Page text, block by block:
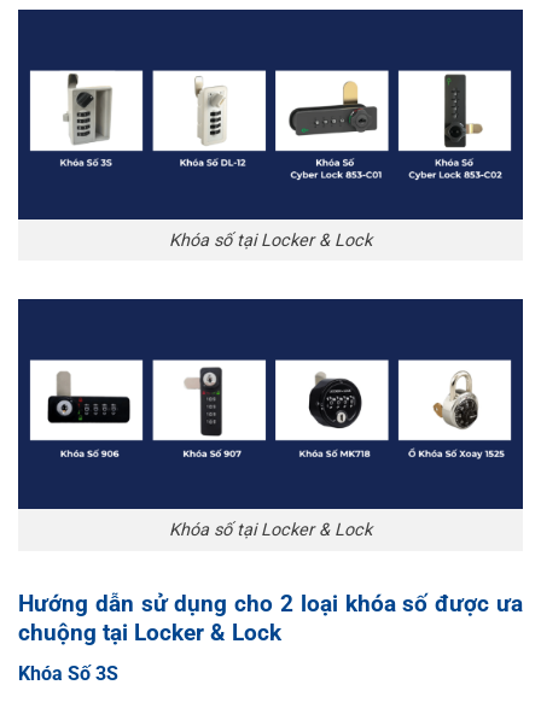
Khóa số tại Locker & Lock
Khóa số tại Locker & Lock
Hướng dẫn sử dụng cho 2 loại khóa số được ưa
chuộng tại Locker & Lock
Khóa Số 3S